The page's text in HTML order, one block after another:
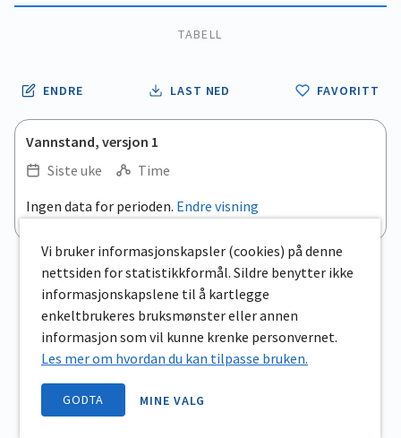
TABELL
ENDRE LAST NED FAVORITT
Vannstand, versjon 1
Siste uke
Time
Ingen data for perioden. Endre visning
Vi bruker informasjonskapsler (cookies) på denne
nettsiden for statistikkformål. Sildre benytter ikke
informasjonskapslene til å kartlegge
enkeltbrukeres bruksmønster eller annen
informasjon som vil kunne krenke personvernet.
Les mer om hvordan du kan tilpasse bruken.
GODTA MINE VALG